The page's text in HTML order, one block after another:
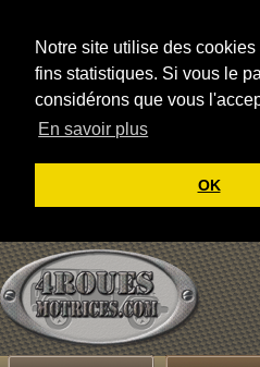
Notre site utilise des
fins statistiques. Si vous le
considérons que vous
En savoir plus
OK